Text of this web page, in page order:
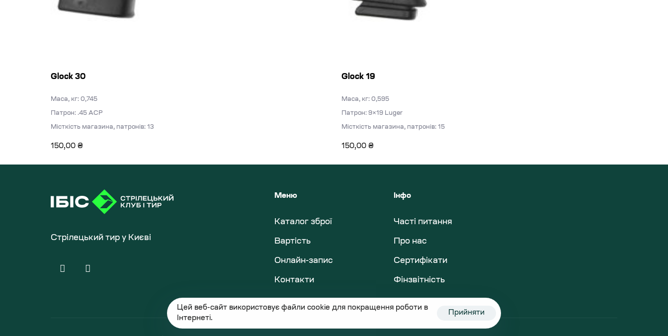
Glock 30
Маса, кг: 0,745
Патрон: .45 ACP
Місткість магазина, патронів: 13
150,00 ₴
Glock 19
Маса, кг: 0,595
Патрон: 9×19 Luger
Місткість магазина, патронів: 15
150,00 ₴
Стрілецький тир у Києві
Меню
Каталог зброї
Вартість
Онлайн-запис
Контакти
Інфо
Часті питання
Про нас
Сертифікати
Фінзвітність
Цей веб-сайт використовує файли cookie для покращення роботи в
Інтернеті.
Прийняти